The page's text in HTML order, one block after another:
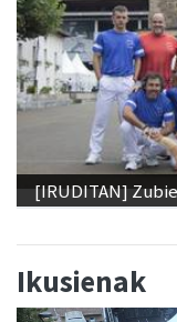
[IRUDITAN]
Ikusienak